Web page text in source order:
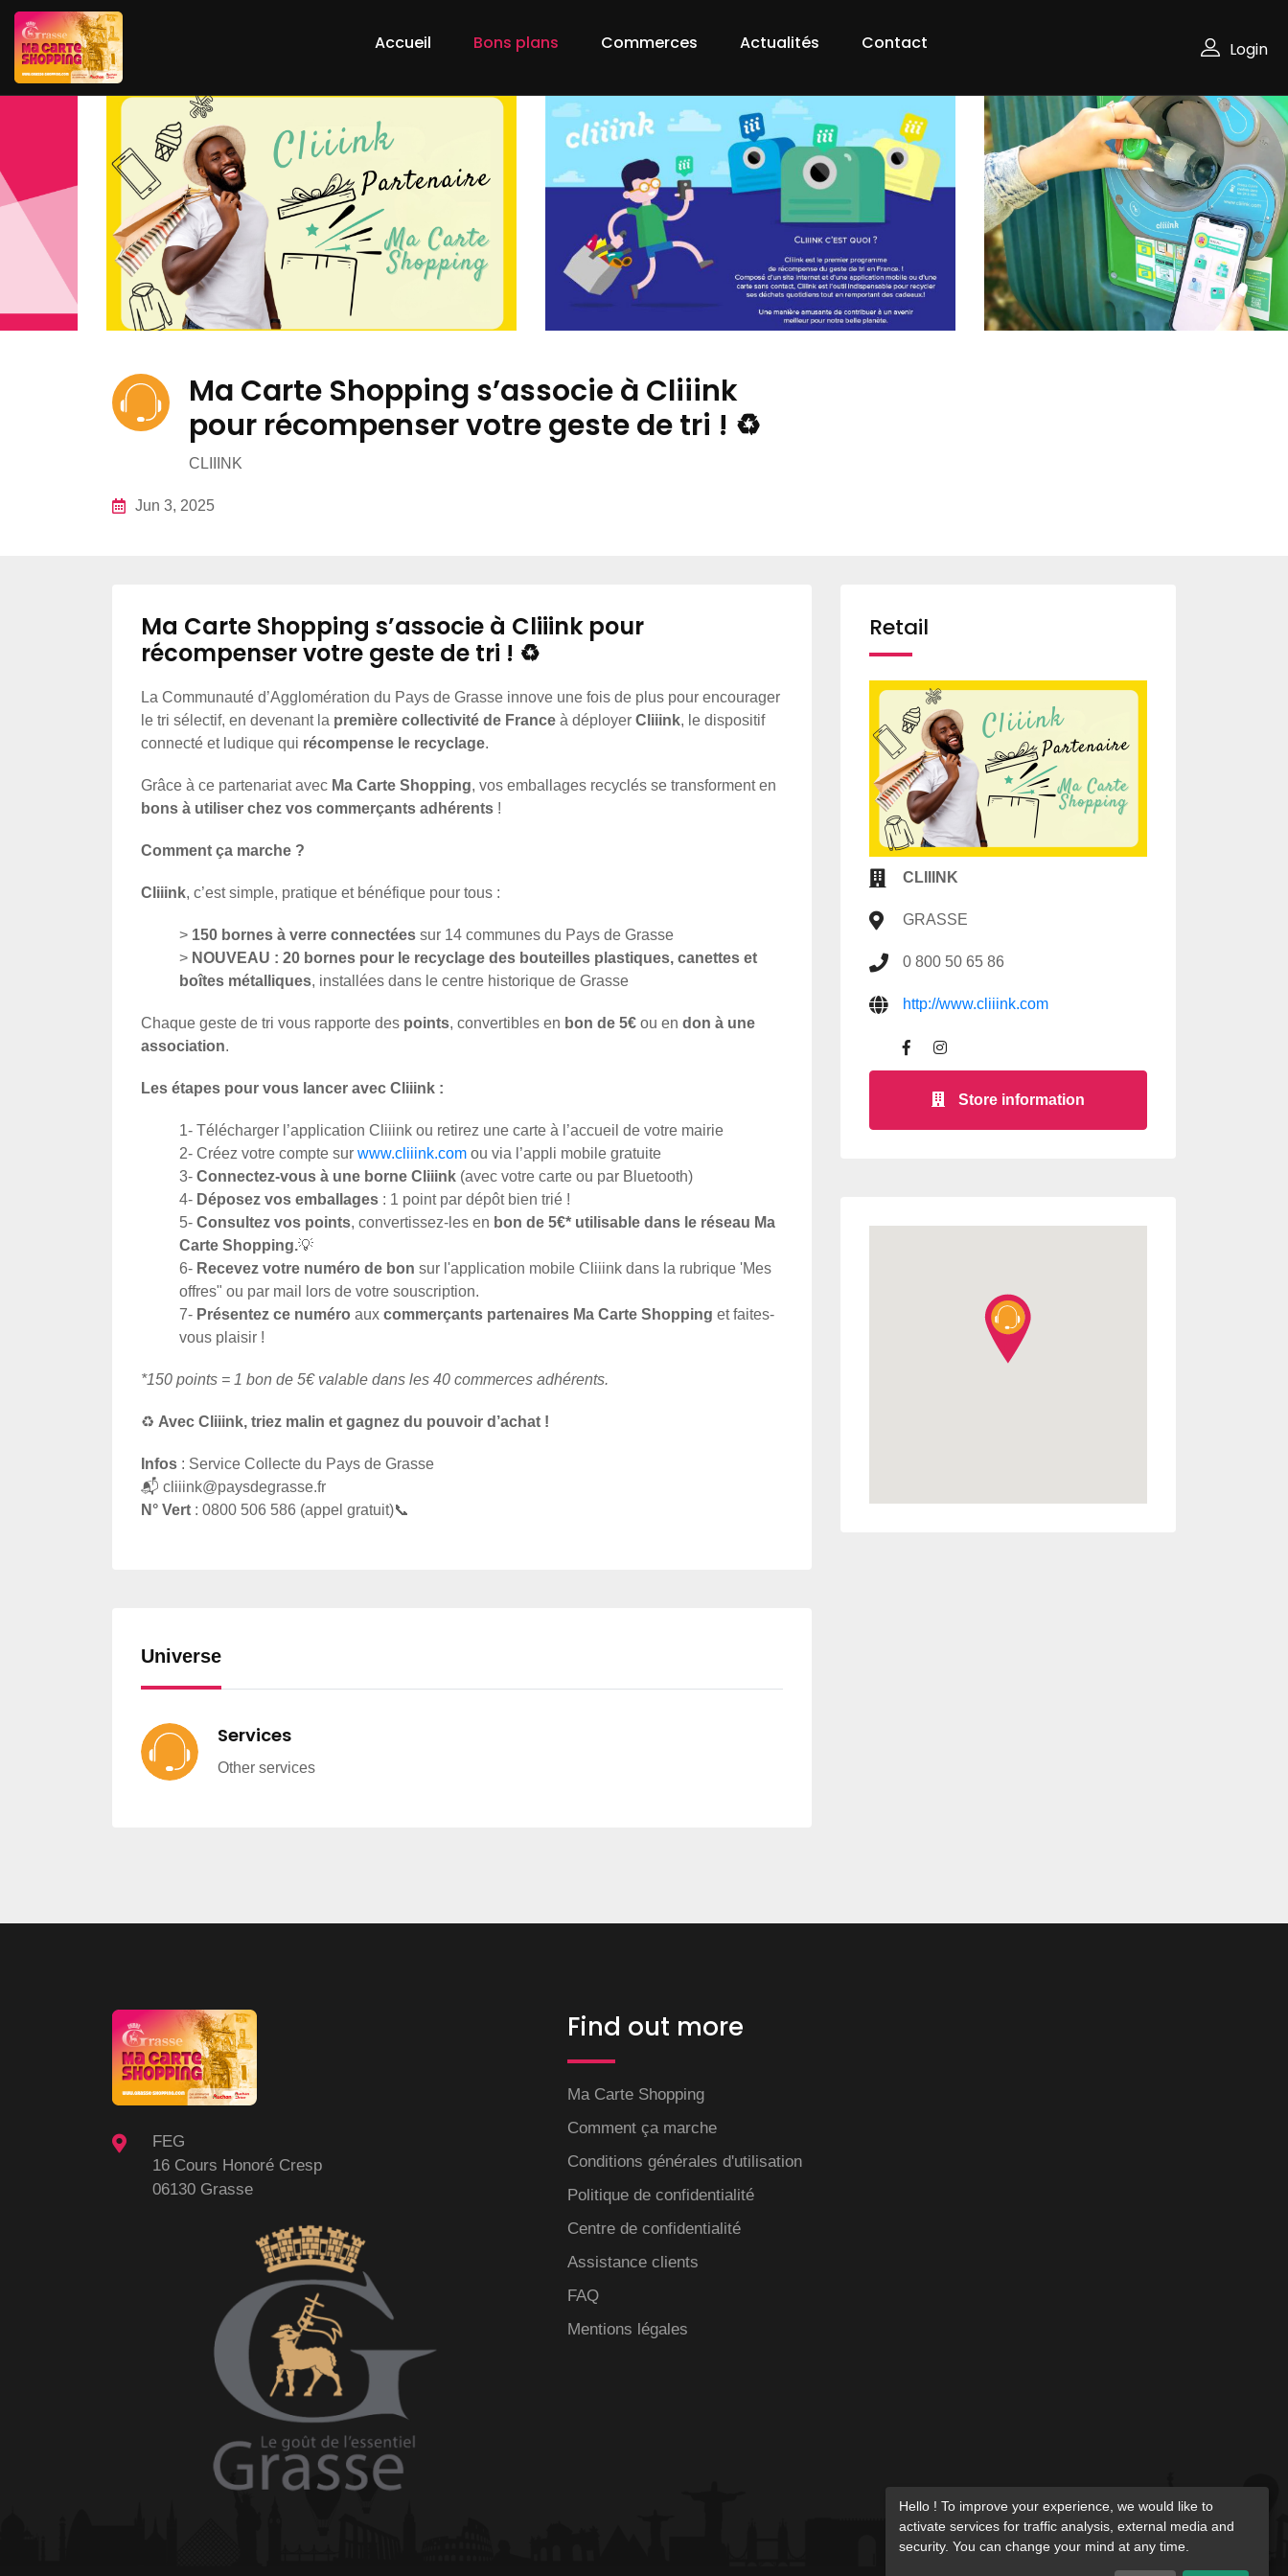
Accueil Bons plans Commerces Actualités Contact Login
Ma Carte Shopping s’associe à Cliiink
pour récompenser votre geste de tri ! ♻️
CLIIINK
Jun 3, 2025
Ma Carte Shopping s’associe à Cliiink pour
récompenser votre geste de tri ! ♻️
La Communauté d’Agglomération du Pays de Grasse innove une fois de plus pour encourager
le tri sélectif, en devenant la première collectivité de France à déployer Cliiink, le dispositif
connecté et ludique qui récompense le recyclage.
Grâce à ce partenariat avec Ma Carte Shopping, vos emballages recyclés se transforment en
bons à utiliser chez vos commerçants adhérents !
Comment ça marche ?
Cliiink, c’est simple, pratique et bénéfique pour tous :
> 150 bornes à verre connectées sur 14 communes du Pays de Grasse
> NOUVEAU : 20 bornes pour le recyclage des bouteilles plastiques, canettes et
boîtes métalliques, installées dans le centre historique de Grasse
Chaque geste de tri vous rapporte des points, convertibles en bon de 5€ ou en don à une
association.
Les étapes pour vous lancer avec Cliiink :
1- Télécharger l’application Cliiink ou retirez une carte à l’accueil de votre mairie
2- Créez votre compte sur www.cliiink.com ou via l’appli mobile gratuite
3- Connectez-vous à une borne Cliiink (avec votre carte ou par Bluetooth)
4- Déposez vos emballages : 1 point par dépôt bien trié !
5- Consultez vos points, convertissez-les en bon de 5€* utilisable dans le réseau Ma
Carte Shopping.💡
6- Recevez votre numéro de bon sur l'application mobile Cliiink dans la rubrique 'Mes
offres" ou par mail lors de votre souscription.
7- Présentez ce numéro aux commerçants partenaires Ma Carte Shopping et faites-
vous plaisir !
*150 points = 1 bon de 5€ valable dans les 40 commerces adhérents.
♻️ Avec Cliiink, triez malin et gagnez du pouvoir d’achat !
Infos : Service Collecte du Pays de Grasse
📬 cliiink@paysdegrasse.fr
N° Vert : 0800 506 586 (appel gratuit)📞
Universe
Services
Other services
Retail
CLIIINK
GRASSE
0 800 50 65 86
http://www.cliiink.com
Store information
FEG
16 Cours Honoré Cresp
06130 Grasse
Find out more
Ma Carte Shopping
Comment ça marche
Conditions générales d'utilisation
Politique de confidentialité
Centre de confidentialité
Assistance clients
FAQ
Mentions légales
Hello ! To improve your experience, we would like to
activate services for traffic analysis, external media and
security. You can change your mind at any time.